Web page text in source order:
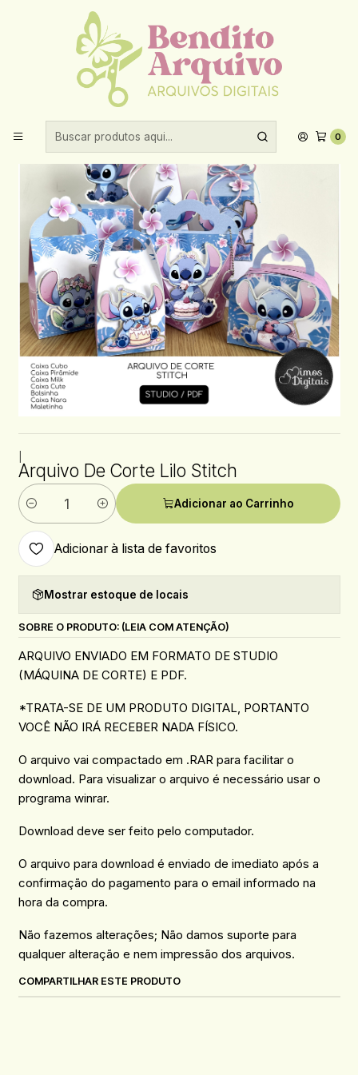
0
Aproveite 10% de desconto ao comprar acima de R$30,00!
Início Festas prontas Arquivo De Corte Lilo Stitch
Arquivo De Corte Lilo Stitch
Quantidade
Adicionar ao Carrinho
Adicionar à lista de favoritos
Mostrar estoque de locais
SOBRE O PRODUTO: (LEIA COM ATENÇÃO)
ARQUIVO ENVIADO EM FORMATO DE STUDIO
(MÁQUINA DE CORTE) E PDF.
*TRATA-SE DE UM PRODUTO DIGITAL, PORTANTO
VOCÊ NÃO IRÁ RECEBER NADA FÍSICO.
O arquivo vai compactado em .RAR para facilitar o
download. Para visualizar o arquivo é necessário usar o
programa winrar.
Download deve ser feito pelo computador.
O arquivo para download é enviado de imediato após a
confirmação do pagamento para o email informado na
hora da compra.
Não fazemos alterações; Não damos suporte para
qualquer alteração e nem impressão dos arquivos.
COMPARTILHAR ESTE PRODUTO